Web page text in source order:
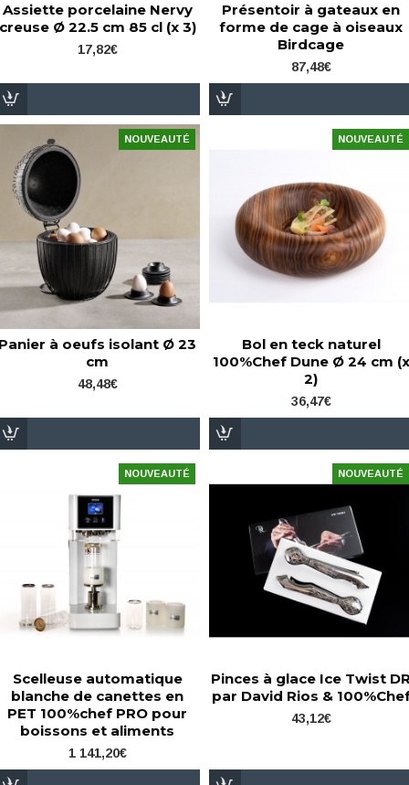
Assiette porcelaine Nervy
Ø 22.5 cm 85 cl (x 3)
17,82€
Présentoir à gateaux en
forme de cage à oiseaux
Birdcage
87,48€
NOUVEAUTÉ
à oeufs isolant Ø 23
cm
48,48€
NOUVEAUTÉ
Bol en teck naturel
100%Chef Dune Ø 24 cm (x
2)
36,47€
NOUVEAUTÉ
Scelleuse automatique
blanche de canettes en
PET 100%chef PRO pour
boissons et aliments
1 141,20€
NOUVEAUTÉ
Pinces à glace Ice Twist
par David Rios &
43,12€